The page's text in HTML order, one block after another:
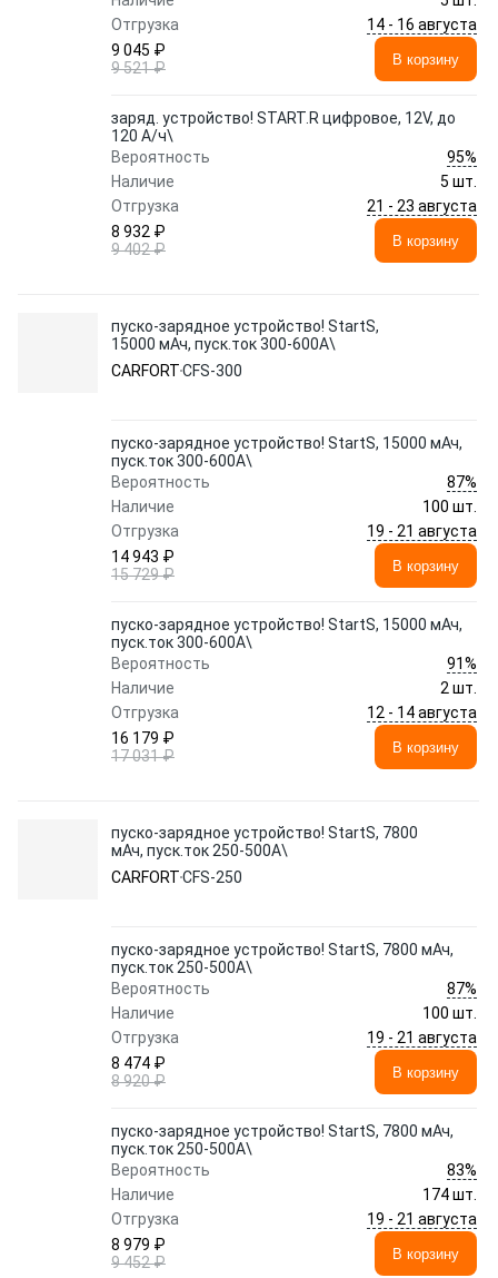
Отгрузка
14 - 16 августа
9 045 ₽
9 521 ₽
В корзину
заряд. устройство! START.R цифровое, 12V, до
120 А/ч\
Вероятность
95%
Наличие
5 шт.
Отгрузка
21 - 23 августа
8 932 ₽
9 402 ₽
В корзину
пуско-зарядное устройство! StartS,
15000 мАч, пуск.ток 300-600A\
CARFORTCFS-300
пуско-зарядное устройство! StartS, 15000 мАч,
пуск.ток 300-600A\
Вероятность
87%
Наличие
100 шт.
Отгрузка
19 - 21 августа
14 943 ₽
15 729 ₽
В корзину
пуско-зарядное устройство! StartS, 15000 мАч,
пуск.ток 300-600A\
Вероятность
91%
Наличие
2 шт.
Отгрузка
12 - 14 августа
16 179 ₽
17 031 ₽
В корзину
пуско-зарядное устройство! StartS, 7800
мАч, пуск.ток 250-500A\
CARFORTCFS-250
пуско-зарядное устройство! StartS, 7800 мАч,
пуск.ток 250-500A\
Вероятность
87%
Наличие
100 шт.
Отгрузка
19 - 21 августа
8 474 ₽
8 920 ₽
В корзину
пуско-зарядное устройство! StartS, 7800 мАч,
пуск.ток 250-500A\
Вероятность
83%
Наличие
174 шт.
Отгрузка
19 - 21 августа
8 979 ₽
9 452 ₽
В корзину